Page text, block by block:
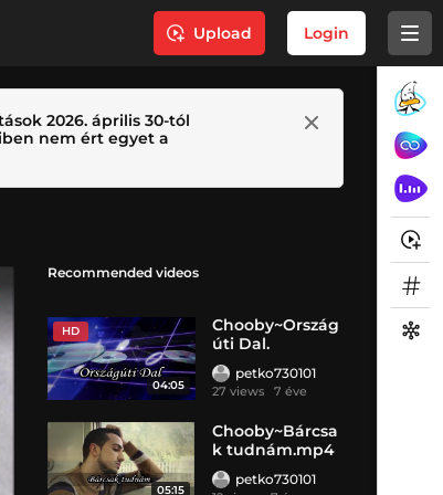
Upload Login
2026. április 30-tól
nem ért egyet a
Recommended videos
HD
04:05
Chooby~Ország
úti Dal.
petko730101
27 views 7 éve
05:15
Chooby~Bárcsa
k tudnám.mp4
petko730101